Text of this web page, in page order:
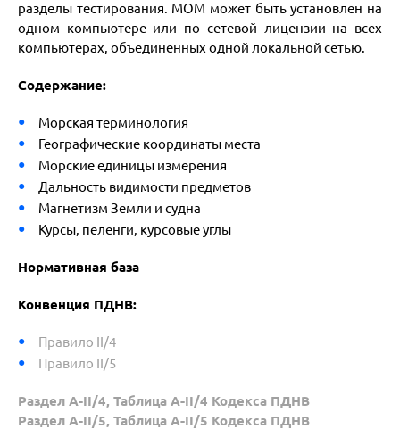
разделы тестирования. МОМ может быть установлен на
одном компьютере или по сетевой лицензии на всех
компьютерах, объединенных одной локальной сетью.
Содержание:
Морская терминология
Географические координаты места
Морские единицы измерения
Дальность видимости предметов
Магнетизм Земли и судна
Курсы, пеленги, курсовые углы
Нормативная база
Конвенция ПДНВ:
Правило II/4
Правило II/5
Раздел A-II/4, Таблица A-II/4 Кодекса ПДНВ
Раздел A-II/5, Таблица A-II/5 Кодекса ПДНВ